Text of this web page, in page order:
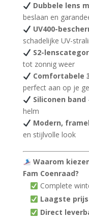
Dubbele lens
beslaan en
UV400-
schadelijke UV-
S2-
tot zonnig weer
Comfortabele
perfect aan op je
Siliconen band
helm
Modern,
en stijlvolle look
Waarom
Fam Coenraad?
Complete
Laagste
Direct